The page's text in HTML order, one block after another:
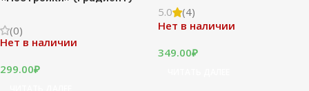
(0)
Нет в наличии
299.00₽
5.0
(4)
Нет в наличии
349.00₽